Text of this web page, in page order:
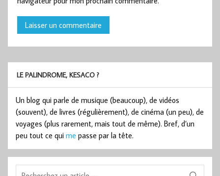
LE PALINDROME, KESACO ?
Un blog qui parle de musique (beaucoup), de vidéos
(souvent), de livres (régulièrement), de cinéma (un peu), de
voyages (plus rarement, mais tout de même). Bref, d’un
peu tout ce qui me passe par la tête.